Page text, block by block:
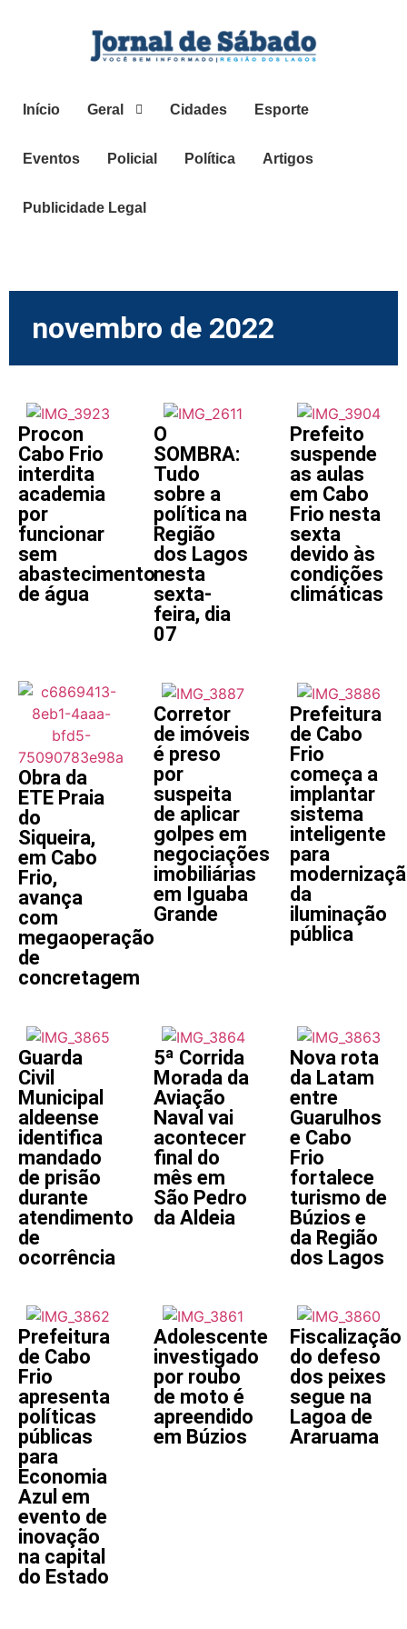
Início Geral Cidades Esporte
Eventos Policial Política Artigos
Publicidade Legal
novembro de 2022
Procon
Cabo Frio
interdita
academia
por
funcionar
sem
abastecimento
de água
O
SOMBRA:
Tudo
sobre a
política na
Região
dos Lagos
nesta
sexta-
feira, dia
07
Prefeito
suspende
as aulas
em Cabo
Frio nesta
sexta
devido às
condições
climáticas
Obra da
ETE Praia
do
Siqueira,
em Cabo
Frio,
avança
com
megaoperação
de
concretagem
Corretor
de imóveis
é preso
por
suspeita
de aplicar
golpes em
negociações
imobiliárias
em Iguaba
Grande
Prefeitura
de Cabo
Frio
começa a
implantar
sistema
inteligente
para
da
iluminação
pública
Guarda
Civil
Municipal
aldeense
identifica
mandado
de prisão
durante
atendimento
de
ocorrência
5ª Corrida
Morada da
Aviação
Naval vai
acontecer
final do
mês em
São Pedro
da Aldeia
Nova rota
da Latam
entre
Guarulhos
e Cabo
Frio
fortalece
turismo de
Búzios e
da Região
dos Lagos
Prefeitura
de Cabo
Frio
apresenta
políticas
públicas
para
Economia
Azul em
evento de
inovação
na capital
do Estado
Adolescente
investigado
por roubo
de moto é
apreendido
em Búzios
Fiscalização
do defeso
dos peixes
segue na
Lagoa de
Araruama